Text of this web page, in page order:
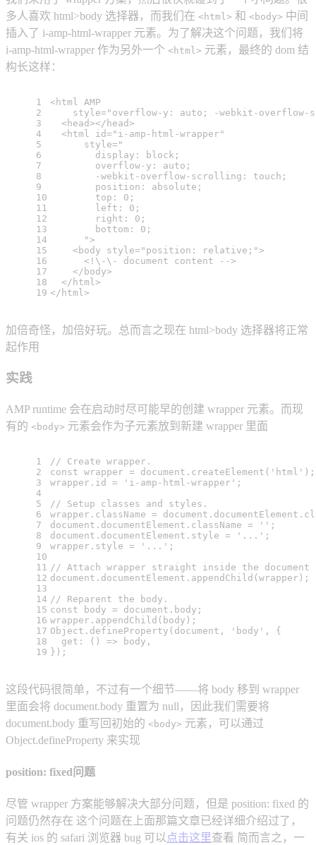
多人喜欢 html>body 选择器，而我们在 <html> 和 <body> 中间
插入了 i-amp-html-wrapper 元素。为了解决这个问题，我们将
i-amp-html-wrapper 作为另外一个 <html> 元素，最终的 dom 结
构长这样：
1
2
3
4
5
6
7
8
9
10
11
12
13
14
15
16
17
18
19
< html
AMP
style= "overflow-y: auto; -webkit-
< head></ head>
< html id= "i-amp-html-wrapper"
style= "
        display: block;
        overflow-y: auto;
        -webkit-overflow-scrolling: touch;
        position: absolute;
        top: 0;
        left: 0;
        right: 0;
        bottom: 0;
      "
>
< body style= "position: relative;">
      <!\-\- document content -->
</ body>
</ html >
</ html >
加倍奇怪，加倍好玩。总而言之现在 html>body 选择器将正常
起作用
实践
AMP runtime 会在启动时尽可能早的创建 wrapper 元素。而现
有的 <body> 元素会作为子元素放到新建 wrapper 里面
1
2
3
4
5
6
7
8
9
10
11
12
13
14
15
16
17
18
19
// Create wrapper.
const wrapper = document . createElement ( 'html' );
wrapper. id = 'i-amp-html-wrapper' ;
// Setup classes and styles.
wrapper. className = document . documentElement .
document . documentElement . className = '' ;
document . documentElement . style = '...' ;
wrapper. style = '...' ;
// Attach wrapper straight inside the
document . documentElement . appendChild (wrapper);
// Reparent the body.
const body = document . body ;
wrapper. appendChild (body);
Object . defineProperty ( document , 'body' , {
get : () => body,
});
这段代码很简单，不过有一个细节——将 body 移到 wrapper
里面会将 document.body 重置为 null，因此我们需要将
document.body 重写回初始的 <body> 元素，可以通过
Object.defineProperty 来实现
position: fixed问题
尽管 wrapper 方案能够解决大部分问题，但是 position: fixed 的
问题仍然存在 这个问题在上面那篇文章已经详细介绍过了，
有关 ios 的 safari 浏览器 bug 可以点击这里查看 简而言之，一